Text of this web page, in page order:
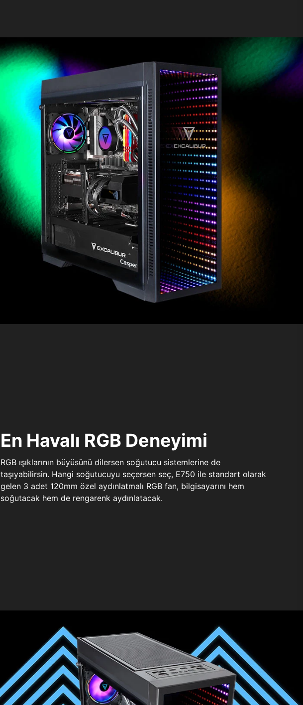
En Havalı RGB Deneyimi
RGB ışıklarının büyüsünü dilersen soğutucu sistemlerine de
taşıyabilirsin. Hangi soğutucuyu seçersen seç, E750 ile standart olarak
gelen 3 adet 120mm özel aydınlatmalı RGB fan, bilgisayarını hem
soğutacak hem de rengarenk aydınlatacak.